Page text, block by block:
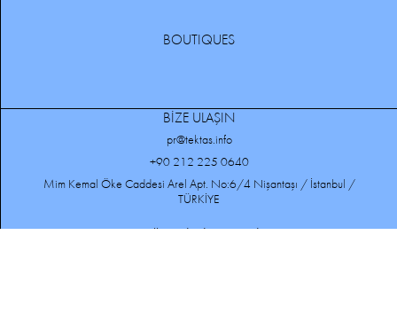
BOUTIQUES
BİZE ULAŞIN
pr@tektas.info
+90 212 225 0640
Mim Kemal Öke Caddesi Arel Apt. No:6/4 Nişantaşı / İstanbul /
TÜRKİYE